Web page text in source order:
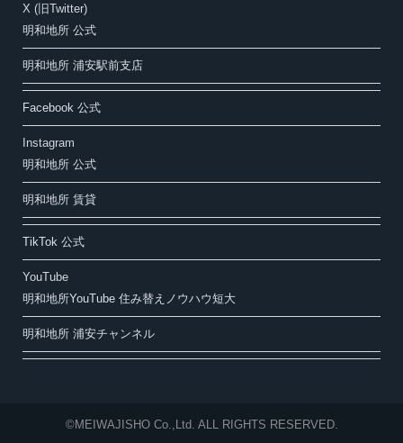
X (旧Twitter)
明和地所 公式
明和地所 浦安駅前支店
Facebook 公式
Instagram
明和地所 公式
明和地所 賃貸
TikTok 公式
YouTube
明和地所YouTube 住み替えノウハウ短大
明和地所 浦安チャンネル
©MEIWAJISHO Co.,Ltd. ALL RIGHTS RESERVED.